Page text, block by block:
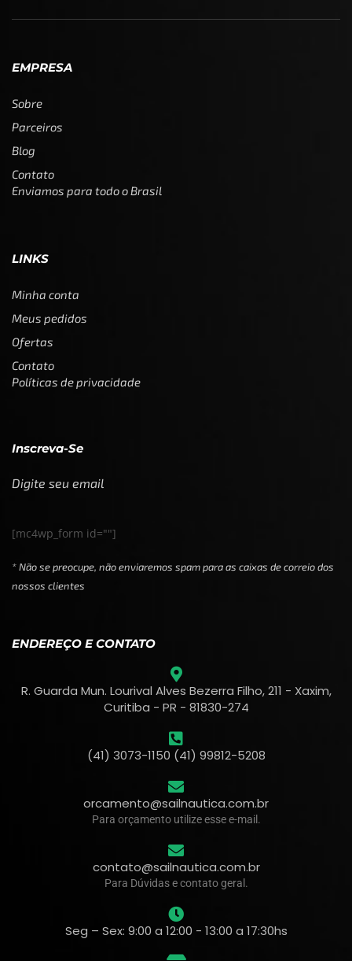
EMPRESA
Sobre
Parceiros
Blog
Contato
Enviamos para todo o Brasil
LINKS
Minha conta
Meus pedidos
Ofertas
Contato
Políticas de privacidade
Inscreva-Se
Digite seu email
[mc4wp_form id=""]
* Não se preocupe, não enviaremos spam para as caixas de correio dos
nossos clientes
ENDEREÇO E CONTATO
R. Guarda Mun. Lourival Alves Bezerra Filho, 211 - Xaxim,
Curitiba - PR - 81830-274
(41) 3073-1150 (41) 99812-5208
orcamento@sailnautica.com.br
Para orçamento utilize esse e-mail.
contato@sailnautica.com.br
Para Dúvidas e contato geral.
Seg – Sex: 9:00 a 12:00 - 13:00 a 17:30hs